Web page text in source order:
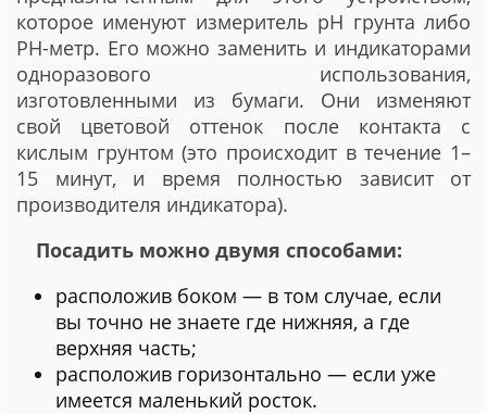
которое именуют измеритель рН грунта либо
РН-метр. Его можно заменить и индикаторами
одноразового использования,
изготовленными из бумаги. Они изменяют
свой цветовой оттенок после контакта с
кислым грунтом (это происходит в течение 1–
15 минут, и время полностью зависит от
производителя индикатора).
Посадить можно двумя способами:
расположив боком ― в том случае, если
вы точно не знаете где нижняя, а где
верхняя часть;
расположив горизонтально ― если уже
имеется маленький росток.